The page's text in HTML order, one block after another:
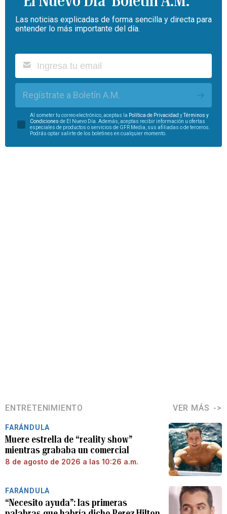
Las noticias explicadas de forma sencilla y directa para
entender lo más importante del día.
Regístrate a Boletín A.M.
Al someter tu correo electrónico, aceptas la Política de Privacidad yTérminos y
Condiciones de El Nuevo Día. Además, aceptas recibir información u ofertas
especiales de productos o servicios de GFR Media, sus afiliadas o de terceros.
Podrás optar salirte de los boletines en cualquier momento.
ENTRETENIMIENTO VER MÁS
FARÁNDULA
Muere estrella de “reality show”
mientras grababa un comercial
8 de agosto de 2026 a las 10:26 a.m.
FARÁNDULA
“Necesito ayuda”: las primeras